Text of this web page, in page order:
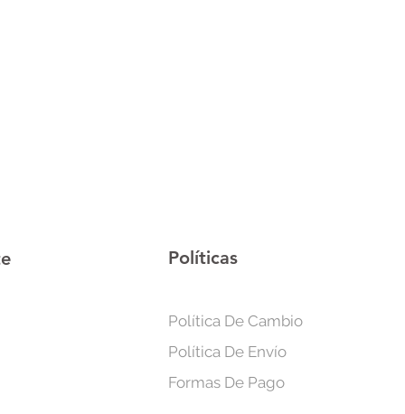
Políticas
Política De Cambio
Política De Envío
Formas De Pago